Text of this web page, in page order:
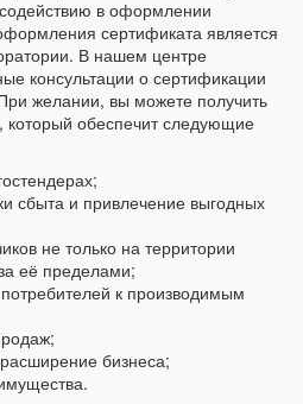
в оформлении
сертификата является
В нашем центре
консультации о сертификации
желании, вы можете получить
который обеспечит следующие
сбыта и привлечение выгодных
не только на территории
её пределами;
к производимым
бизнеса;